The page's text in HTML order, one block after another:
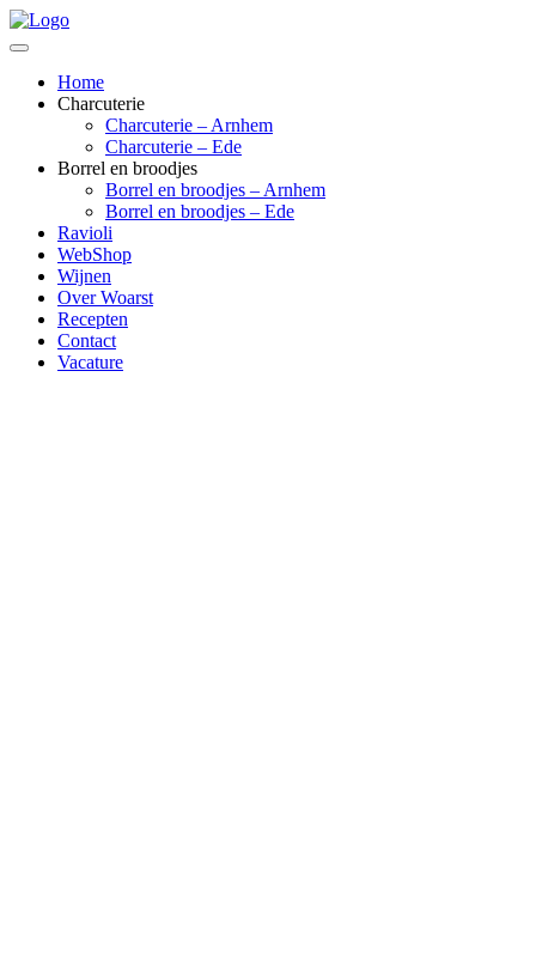
Home
Charcuterie
Charcuterie – Arnhem
Charcuterie – Ede
Borrel en broodjes
Borrel en broodjes – Arnhem
Borrel en broodjes – Ede
Ravioli
WebShop
Wijnen
Over Woarst
Recepten
Contact
Vacature